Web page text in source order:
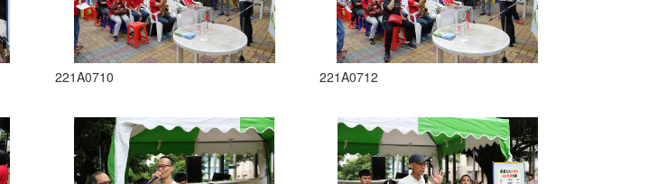
221A0710 221A0712